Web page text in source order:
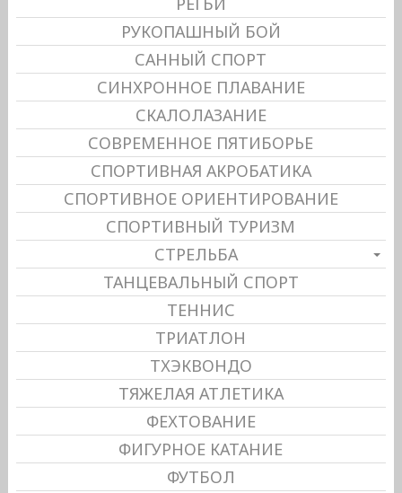
РУКОПАШНЫЙ БОЙ
САННЫЙ СПОРТ
СИНХРОННОЕ ПЛАВАНИЕ
СКАЛОЛАЗАНИЕ
СОВРЕМЕННОЕ ПЯТИБОРЬЕ
СПОРТИВНАЯ АКРОБАТИКА
СПОРТИВНОЕ ОРИЕНТИРОВАНИЕ
СПОРТИВНЫЙ ТУРИЗМ
СТРЕЛЬБА
ТАНЦЕВАЛЬНЫЙ СПОРТ
ТЕННИС
ТРИАТЛОН
ТХЭКВОНДО
ТЯЖЕЛАЯ АТЛЕТИКА
ФЕХТОВАНИЕ
ФИГУРНОЕ КАТАНИЕ
ФУТБОЛ